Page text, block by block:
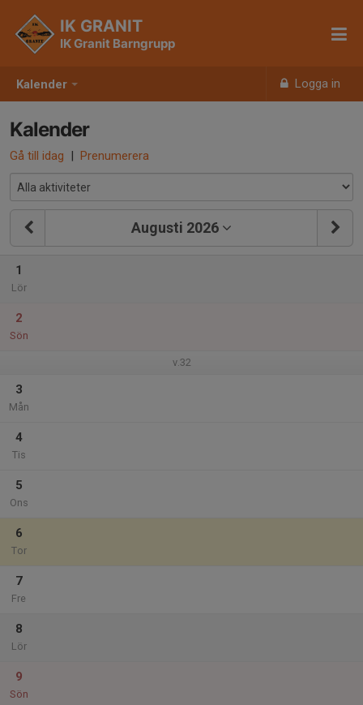
Kalender Logga in
IK GRANIT
IK Granit Barngrupp
Kalender
Gå till idag | Prenumerera
Augusti 2026
1
Lör
2
Sön
v.32
3
Mån
4
Tis
5
Ons
6
Tor
7
Fre
8
Lör
9
Sön